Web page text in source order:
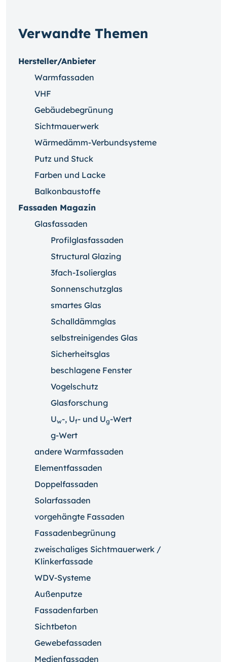
Verwandte Themen
Hersteller/Anbieter
Warmfassaden
VHF
Gebäudebegrünung
Sichtmauerwerk
Wärmedämm-Verbundsysteme
Putz und Stuck
Farben und Lacke
Balkonbaustoffe
Fassaden Magazin
Glasfassaden
Profilglasfassaden
Structural Glazing
3fach-Isolierglas
Sonnenschutzglas
smartes Glas
Schalldämmglas
selbstreinigendes Glas
Sicherheitsglas
beschlagene Fenster
Vogelschutz
Glasforschung
Uw-, Uf- und Ug-Wert
g-Wert
andere Warmfassaden
Elementfassaden
Doppelfassaden
Solarfassaden
vorgehängte Fassaden
Fassadenbegrünung
zweischaliges Sichtmauerwerk /
Klinkerfassade
WDV-Systeme
Außenputze
Fassadenfarben
Sichtbeton
Gewebefassaden
Medienfassaden